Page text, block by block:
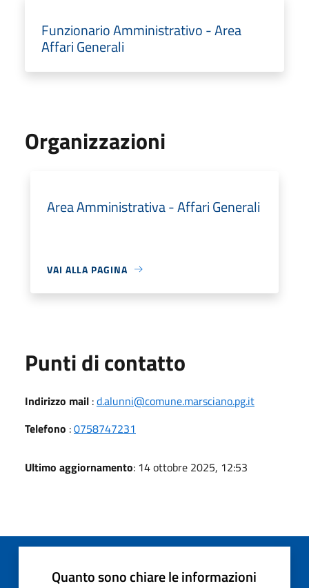
Funzionario Amministrativo - Area
Affari Generali
Organizzazioni
Area Amministrativa - Affari Generali
VAI ALLA PAGINA
Punti di contatto
Indirizzo mail :d.alunni@comune.marsciano.pg.it
Telefono :0758747231
Ultimo aggiornamento: 14 ottobre 2025, 12:53
Quanto sono chiare le informazioni